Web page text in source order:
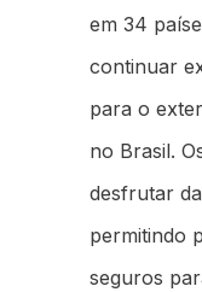
em 34
continuar
para o
no Brasil.
desfrutar
permitindo
seguros